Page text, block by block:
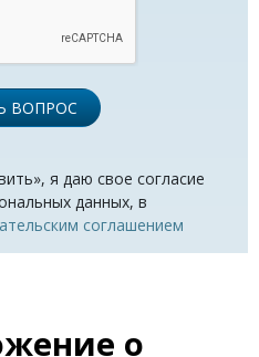
ВОПРОС
я даю свое согласие
данных, в
соглашением
о